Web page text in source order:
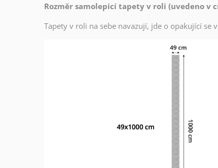
Rozměr samolepící tapety v roli (uvedeno v
Tapety v roli na sebe navazují, jde o opakující se